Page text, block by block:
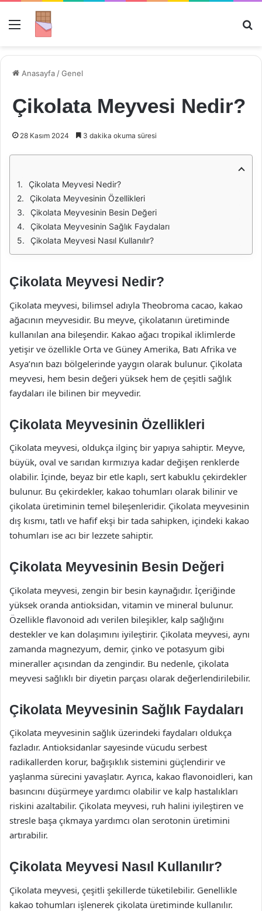
Menü
Anasayfa /Genel
Çikolata Meyvesi Nedir?
28 Kasım 2024 3 dakika okuma süresi
Çikolata Meyvesi Nedir?
Çikolata Meyvesinin Özellikleri
Çikolata Meyvesinin Besin Değeri
Çikolata Meyvesinin Sağlık Faydaları
Çikolata Meyvesi Nasıl Kullanılır?
Çikolata Meyvesi Nedir?
Çikolata meyvesi, bilimsel adıyla Theobroma cacao, kakao
ağacının meyvesidir. Bu meyve, çikolatanın üretiminde
kullanılan ana bileşendir. Kakao ağacı tropikal iklimlerde
yetişir ve özellikle Orta ve Güney Amerika, Batı Afrika ve
Asya’nın bazı bölgelerinde yaygın olarak bulunur. Çikolata
meyvesi, hem besin değeri yüksek hem de çeşitli sağlık
faydaları ile bilinen bir meyvedir.
Çikolata Meyvesinin Özellikleri
Çikolata meyvesi, oldukça ilginç bir yapıya sahiptir. Meyve,
büyük, oval ve sarıdan kırmızıya kadar değişen renklerde
olabilir. İçinde, beyaz bir etle kaplı, sert kabuklu çekirdekler
bulunur. Bu çekirdekler, kakao tohumları olarak bilinir ve
çikolata üretiminin temel bileşenleridir. Çikolata meyvesinin
dış kısmı, tatlı ve hafif ekşi bir tada sahipken, içindeki kakao
tohumları ise acı bir lezzete sahiptir.
Çikolata Meyvesinin Besin Değeri
Çikolata meyvesi, zengin bir besin kaynağıdır. İçeriğinde
yüksek oranda antioksidan, vitamin ve mineral bulunur.
Özellikle flavonoid adı verilen bileşikler, kalp sağlığını
destekler ve kan dolaşımını iyileştirir. Çikolata meyvesi, aynı
zamanda magnezyum, demir, çinko ve potasyum gibi
mineraller açısından da zengindir. Bu nedenle, çikolata
meyvesi sağlıklı bir diyetin parçası olarak değerlendirilebilir.
Çikolata Meyvesinin Sağlık Faydaları
Çikolata meyvesinin sağlık üzerindeki faydaları oldukça
fazladır. Antioksidanlar sayesinde vücudu serbest
radikallerden korur, bağışıklık sistemini güçlendirir ve
yaşlanma sürecini yavaşlatır. Ayrıca, kakao flavonoidleri, kan
basıncını düşürmeye yardımcı olabilir ve kalp hastalıkları
riskini azaltabilir. Çikolata meyvesi, ruh halini iyileştiren ve
stresle başa çıkmaya yardımcı olan serotonin üretimini
artırabilir.
Çikolata Meyvesi Nasıl Kullanılır?
Çikolata meyvesi, çeşitli şekillerde tüketilebilir. Genellikle
kakao tohumları işlenerek çikolata üretiminde kullanılır.